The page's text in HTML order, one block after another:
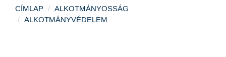
CÍMLAP
ALKOTMÁNYOSSÁG
ALKOTMÁNYVÉDELEM